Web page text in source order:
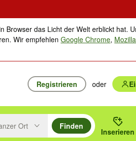
Browser das Licht der Welt erblickt hat.
Wir empfehlenGoogle Chrome,
Registrieren oder
oben/unten durchsuchen und mit
drücken um zu suchen, oder
Ort
Finden
Inserieren